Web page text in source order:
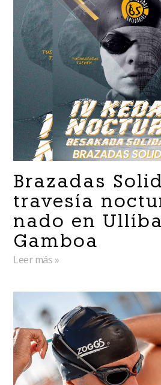
Brazadas
travesía
nado en
Gamboa
Leer más »